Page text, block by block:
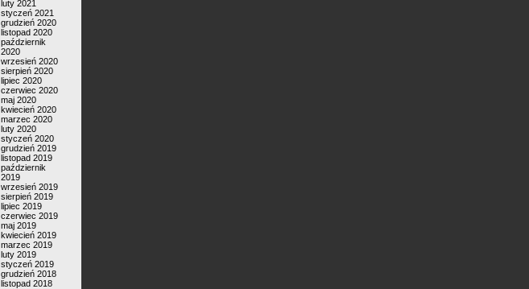
luty 2021
styczeń 2021
grudzień 2020
listopad 2020
październik
2020
wrzesień 2020
sierpień 2020
lipiec 2020
czerwiec 2020
maj 2020
kwiecień 2020
marzec 2020
luty 2020
styczeń 2020
grudzień 2019
listopad 2019
październik
2019
wrzesień 2019
sierpień 2019
lipiec 2019
czerwiec 2019
maj 2019
kwiecień 2019
marzec 2019
luty 2019
styczeń 2019
grudzień 2018
listopad 2018